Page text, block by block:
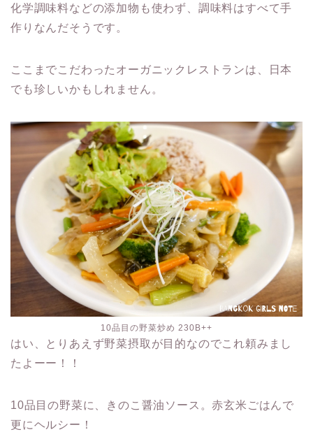
化学調味料などの添加物も使わず、調味料はすべて手
作りなんだそうです。
ここまでこだわったオーガニックレストランは、日本
でも珍しいかもしれません。
10品目の野菜炒め 230B++
はい、とりあえず野菜摂取が目的なのでこれ頼みまし
たよーー！！
10品目の野菜に、きのこ醤油ソース。赤玄米ごはんで
更にヘルシー！